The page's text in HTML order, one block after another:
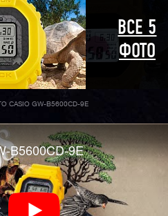
ВСЕ 5
ФОТО
CASIO GW-B5600CD-9E
B5600CD-9E